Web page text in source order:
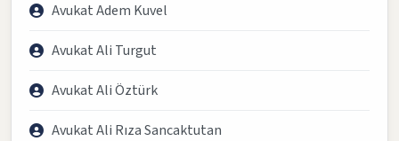
Avukat Adem Kuvel
Avukat Ali Turgut
Avukat Ali Öztürk
Avukat Ali Rıza Sancaktutan